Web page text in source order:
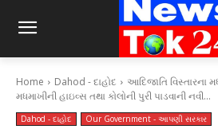
Home Dahod - દાહોદ
આદિજાતિ વિસ્તારના
મધમાખીની હાઇવ્સ તથા કોલોની પુરી પાડવાની નવી...
Dahod - દાહોદ Our Government - આપણી સરકાર